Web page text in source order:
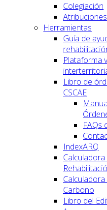
Colegiación
Atribuciones
Herramientas
Guía de
Plataforma
Libro de
CSCAE
FAQs
IndexARQ
Carbono
Libro del